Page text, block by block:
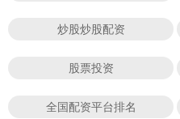
炒股炒股配资
股票投资
全国配资平台排名